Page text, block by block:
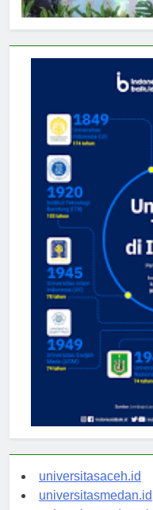
universitasaceh.id